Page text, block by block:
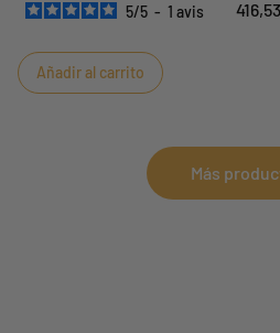
en una espaciosa cama junior de 90 x
5/5 - 1avis
Añadir al carrito
Más